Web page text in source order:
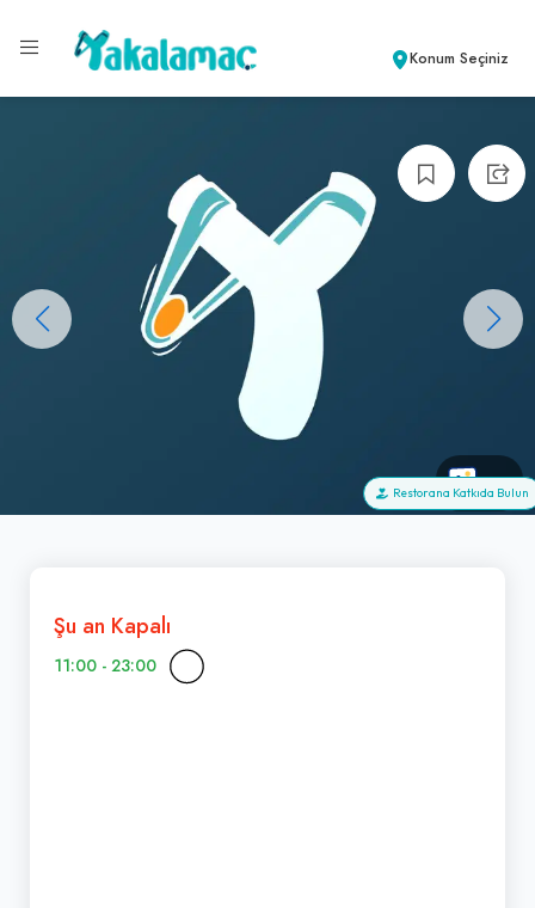
Konum Seçiniz
+0
Restorana Katkıda Bulun
Şu an Kapalı
11:00 - 23:00